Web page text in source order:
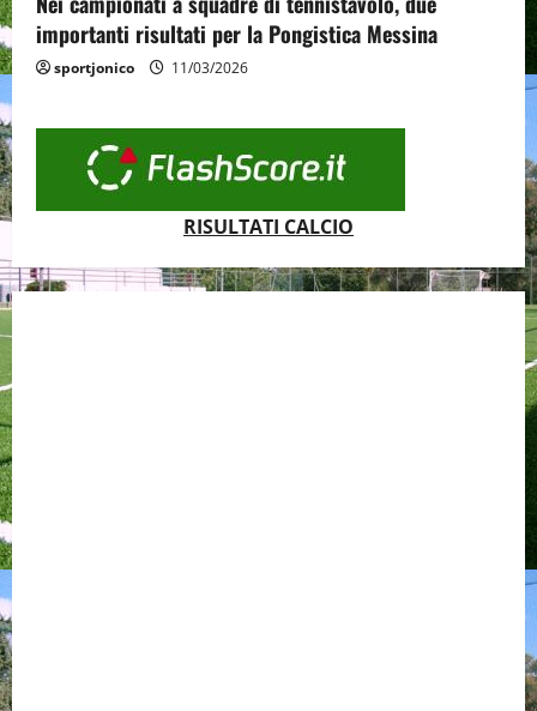
importanti risultati per la Pongistica Messina
sportjonico 11/03/2026
RISULTATI CALCIO